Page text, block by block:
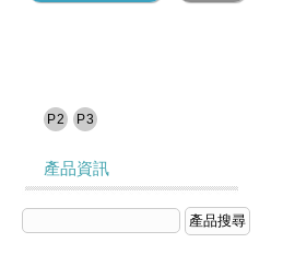
P2 P3
產品資訊